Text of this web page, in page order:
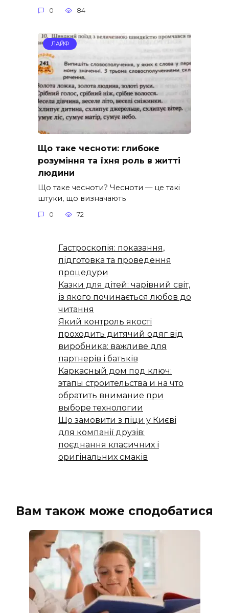
0 84
ЛАЙФ
Що таке чесноти: глибоке
розуміння та їхня роль в житті
людини
Що таке чесноти? Чесноти — це такі
штуки, що визначають
0 72
Гастроскопія: показання,
підготовка та проведення
процедури
Казки для дітей: чарівний світ,
із якого починається любов до
читання
Який контроль якості
проходить дитячий одяг від
виробника: важливе для
партнерів і батьків
Каркасный дом под ключ:
этапы строительства и на что
обратить внимание при
выборе технологии
Що замовити з піци у Києві
для компанії друзів:
поєднання класичних і
оригінальних смаків
Вам також може сподобатися